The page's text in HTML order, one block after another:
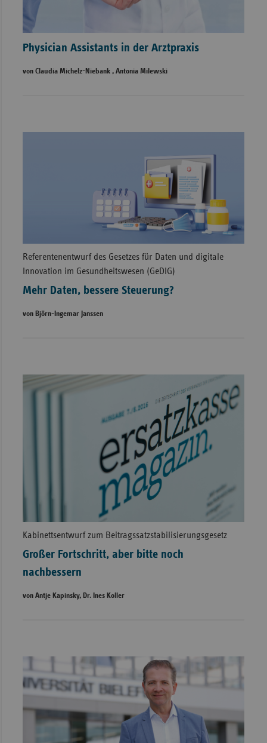
Physician Assistants in der Arztpraxis
von Claudia Michelz-Niebank , Antonia Milewski
Referentenentwurf des Gesetzes für Daten und digitale
Innovation im Gesundheitswesen (GeDIG)
Mehr Daten, bessere Steuerung?
von Björn-Ingemar Janssen
Kabinettsentwurf zum Beitragssatzstabilisierungsgesetz
Großer Fortschritt, aber bitte noch
nachbessern
von Antje Kapinsky, Dr. Ines Koller